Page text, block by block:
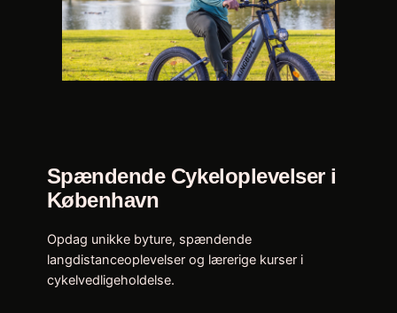
Spændende Cykeloplevelser i
København
Opdag unikke byture, spændende
langdistanceoplevelser og lærerige kurser i
cykelvedligeholdelse.